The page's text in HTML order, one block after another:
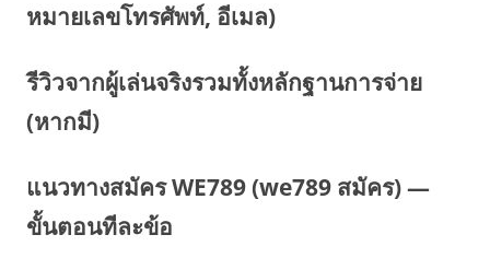
หมายเลขโทรศัพท์, อีเมล)
รีวิวจากผู้เล่นจริงรวมทั้งหลักฐานการจ่าย
(หากมี)
แนวทางสมัคร WE789 (we789 สมัคร) —
ขั้นตอนทีละข้อ